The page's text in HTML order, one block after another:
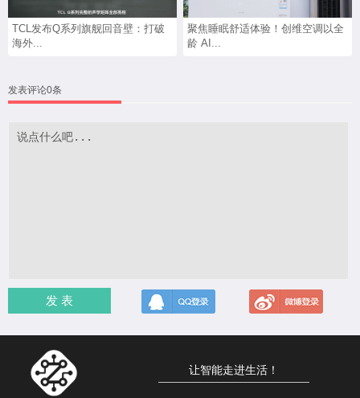
TCL发布Q系列旗舰回音壁：打破
海外...
聚焦睡眠舒适体验！创维空调以全
龄 AI...
发表评论0条
发 表
让智能走进生活！